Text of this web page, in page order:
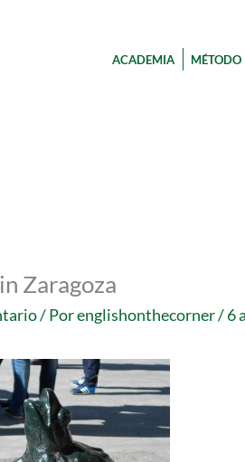
ACADEMIA MÉTODO
Zaragoza
/ Porenglishonthecorner/6